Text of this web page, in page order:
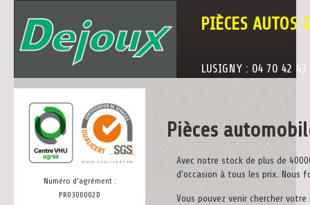
PIÈCES AUTOS
LUSIGNY : 04 70 42
Numéro d'agrément :
PR0300002D
Pièces
Avec notre stock de plus de
d’occasion à tous les prix.
Vous pouvez venir chercher